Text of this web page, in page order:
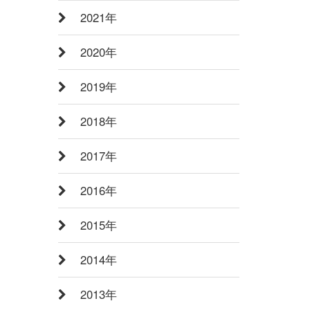
2021年
2020年
2019年
2018年
2017年
2016年
2015年
2014年
2013年